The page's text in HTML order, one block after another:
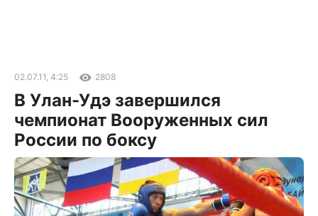
02.07.11, 4:25 2808
В Улан-Удэ завершился
чемпионат Вооруженных сил
России по боксу